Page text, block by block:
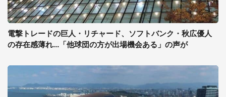
電撃トレードの巨人・リチャード、ソフトバンク・秋広優人
の存在感薄れ...「他球団の方が出場機会ある」の声が